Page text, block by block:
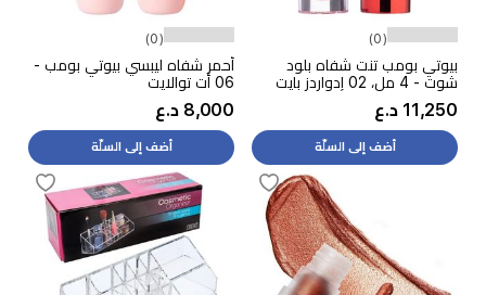
(0)
بيوتي بومب تنت شفاه بلود
شوت - 4 مل، 02 إدواردز بايت
11,250 د.ع
أضف إلى السلّة
(0)
أحمر شفاه ليبسي بيوتي بومب -
06 أت توالايت
8,000 د.ع
أضف إلى السلّة